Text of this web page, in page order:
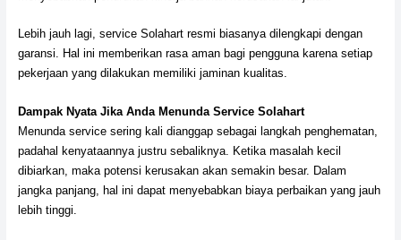
Lebih jauh lagi, service Solahart resmi biasanya dilengkapi dengan
garansi. Hal ini memberikan rasa aman bagi pengguna karena setiap
pekerjaan yang dilakukan memiliki jaminan kualitas.
Dampak Nyata Jika Anda Menunda Service Solahart
Menunda service sering kali dianggap sebagai langkah penghematan,
padahal kenyataannya justru sebaliknya. Ketika masalah kecil
dibiarkan, maka potensi kerusakan akan semakin besar. Dalam
jangka panjang, hal ini dapat menyebabkan biaya perbaikan yang jauh
lebih tinggi.